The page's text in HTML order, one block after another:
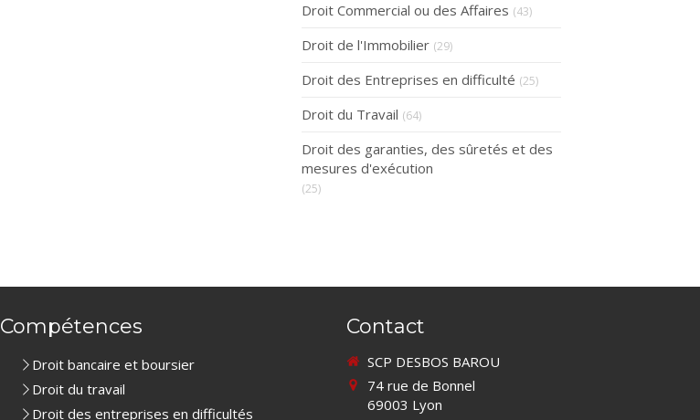
Droit Commercial ou des Affaires (43)
Droit de l'Immobilier (29)
Droit des Entreprises en difficulté (25)
Droit du Travail (64)
Droit des garanties, des sûretés et des
mesures d'exécution
(25)
Compétences
Droit bancaire et boursier
Droit du travail
Droit des entreprises en difficultés
Contact
SCP DESBOS BAROU
74 rue de Bonnel
69003 Lyon